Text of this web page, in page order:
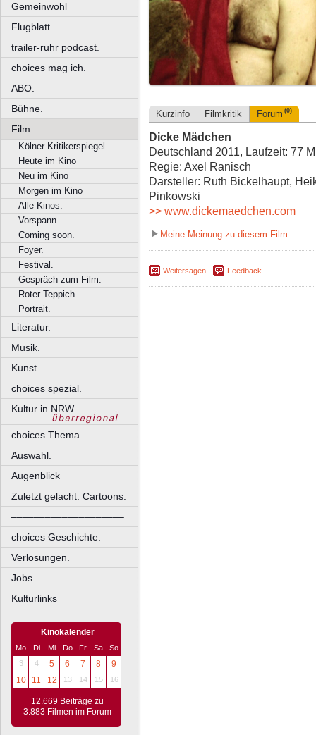
Gemeinwohl
Flugblatt.
trailer-ruhr podcast.
choices mag ich.
ABO.
Bühne.
Film.
Kölner Kritikerspiegel.
Heute im Kino
Neu im Kino
Morgen im Kino
Alle Kinos.
Vorspann.
Coming soon.
Foyer.
Festival.
Gespräch zum Film.
Roter Teppich.
Portrait.
Literatur.
Musik.
Kunst.
choices spezial.
Kultur in NRW.
choices Thema.
Auswahl.
Augenblick
Zuletzt gelacht: Cartoons.
––––––––––––––––––––
choices Geschichte.
Verlosungen.
Jobs.
Kulturlinks
Kinokalender
Mo Di Mi Do Fr Sa
So
3
4 5 6 7 8
9
10
11 12 13 14 15 16
12.669 Beiträge zu
3.883 Filmen im Forum
Kurzinfo Filmkritik Forum (0)
Dicke Mädchen
Deutschland 2011, Laufzeit: 77
Regie: Axel Ranisch
Darsteller: Ruth Bickelhaupt,
Pinkowski
>> www.dickemaedchen.com
Meine Meinung zu diesem Film
Weitersagen Feedback